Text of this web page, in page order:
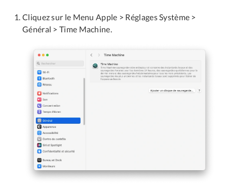
Cliquez sur le Menu Apple > Réglages Système >
Général > Time Machine.